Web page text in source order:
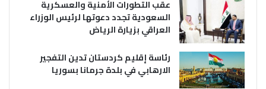
عقب التطورات الأمنية والعسكرية
السعودية تجدد دعوتها لرئيس الوزراء
العراقي بزيارة الرياض
رئاسة إقليم كردستان تدين التفجير
الارهابي في بلدة جرمانا بسوريا